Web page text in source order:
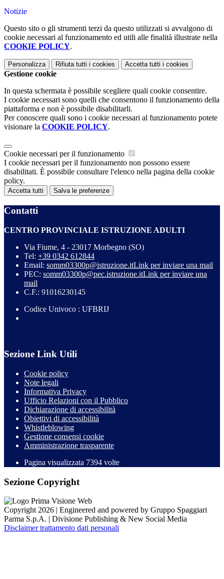
Notizie
Questo sito o gli strumenti terzi da questo utilizzati si avvalgono di
cookie necessari al funzionamento ed utili alle finalità illustrate nella
COOKIE POLICY.
Personalizza Rifiuta tutti i cookies Accetta tutti i cookies
Gestione cookie
In questa schermata è possibile scegliere quali cookie consentire.
I cookie necessari sono quelli che consentono il funzionamento della
piattaforma e non è possibile disabilitarli.
Per conoscere quali sono i cookie necessari al funzionamento potete
visionare la COOKIE POLICY.
Cookie necessari per il funzionamento
I cookie necessari per il funzionamento non possono essere
disabilitati. È possibile consultare l'elenco nella pagina della cookie
policy.
Accetta tutti Salva le preferenze
Contatti
CENTRO PROVINCIALE ISTRUZIONE ADULTI
Via Fiume, 4 - 23017 Morbegno (SO)
Tel: +39 0342 612844
Email: somm03300p@istruzione.itLink per inviare una mail
PEC: somm03300p@pec.istruzione.itLink per inviare una
mail
C.F.: 91016230145
Codice Univoco : UFBRIJ
Sezione Link Utili
Cookie policy
Note legali
Informativa Privacy
Ufficio Relazioni con il Pubblico
Dichiarazione di accessibilità
Obiettivi di accessibilità
Whistleblowing
Gestione consensi cookie
Amministrazione trasparente
Pagina visualizzata 7394 volte
Sezione Copyright
Copyright 2026 | Engineered and powered by Gruppo Spaggiari
Parma S.p.A. | Divisione Publishing & New Social Media
Disclaimer trattamento dati personali